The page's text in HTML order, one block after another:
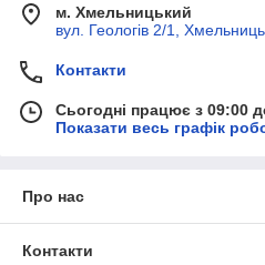
м. Хмельницький
вул. Геологів 2/1,
Контакти
Сьогодні працює з 09:00
Показати весь графік
Про нас
Контакти